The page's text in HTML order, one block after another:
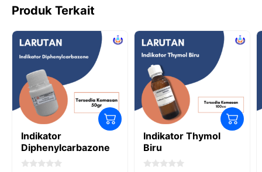
Produk Terkait
Indikator
Diphenylcarbazone
Indikator Thymol
Biru